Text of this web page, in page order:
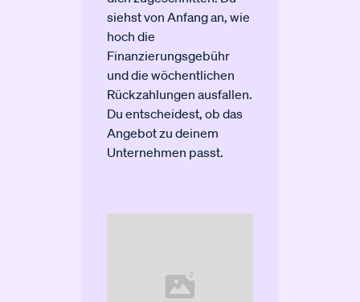
siehst von Anfang an, wie
hoch die
Finanzierungsgebühr
und die wöchentlichen
Rückzahlungen ausfallen.
Du entscheidest, ob das
Angebot zu deinem
Unternehmen passt.